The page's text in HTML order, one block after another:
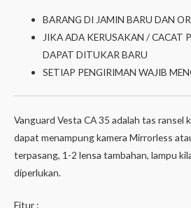
BARANG DI JAMIN BARU DAN
JIKA ADA KERUSAKAN / CACAT
DAPAT DITUKAR BARU
SETIAP PENGIRIMAN WAJIB
Vanguard Vesta CA 35 adalah tas ransel
dapat menampung kamera Mirrorless
terpasang, 1-2 lensa tambahan, lampu
diperlukan.
Fitur :